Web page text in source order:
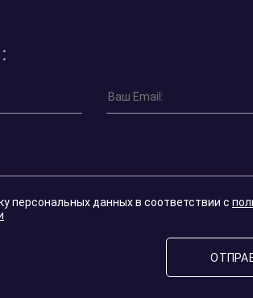
персональных данных в соответствии с